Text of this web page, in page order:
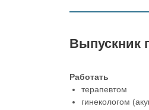
Выпускник
Работать
терапевтом
гинекологом